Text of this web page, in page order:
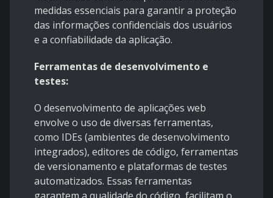
medidas essenciais para garantir a proteção
das informações confidenciais dos usuários
e a confiabilidade da aplicação.
Ferramentas de desenvolvimento e
testes:
O desenvolvimento de aplicações web
envolve o uso de diversas ferramentas,
como IDEs (ambientes de desenvolvimento
integrados), editores de código, ferramentas
de versionamento e plataformas de testes
automatizados. Essas ferramentas